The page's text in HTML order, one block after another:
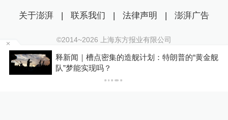
释新闻｜槽点密集的造舰计划：特朗普的“黄金舰
队”梦能实现吗？
关于澎湃 | 联系我们 | 法律声明 | 澎湃广告
©2014~2026 上海东方报业有限公司
沪ICP证：沪B2-20170116 | 沪ICP备14003370号
互联网新闻信息服务许可证：31120170006
沪公网安备 31010602000299号